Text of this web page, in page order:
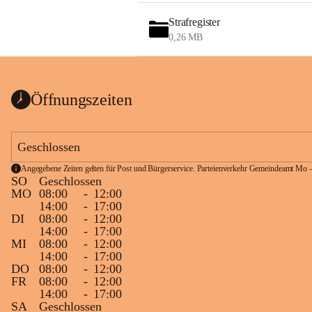
Strafregister
0,26 MB
Öffnungszeiten
Geschlossen
Angegebene Zeiten gelten für Post und Bürgerservice. Parteienverkehr Gemeindeamt
SO
Geschlossen
MO 08:00 - 12:00
14:00
- 17:00
DI
08:00 - 12:00
14:00
- 17:00
MI
08:00 - 12:00
14:00
- 17:00
DO
08:00 - 12:00
FR
08:00 - 12:00
14:00
- 17:00
SA
Geschlossen